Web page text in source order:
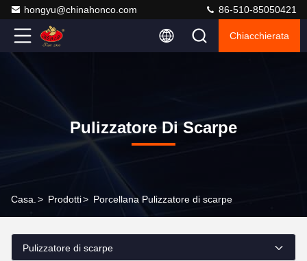
hongyu@chinahonco.com 86-510-85050421
Chiacchierata
Pulizzatore Di Scarpe
Casa. > Prodotti> Porcellana Pulizzatore di scarpe
Pulizzatore di scarpe